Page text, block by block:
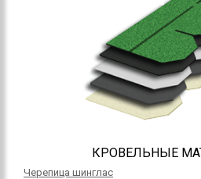
КРОВЕЛЬНЫЕ
Черепица шинглас